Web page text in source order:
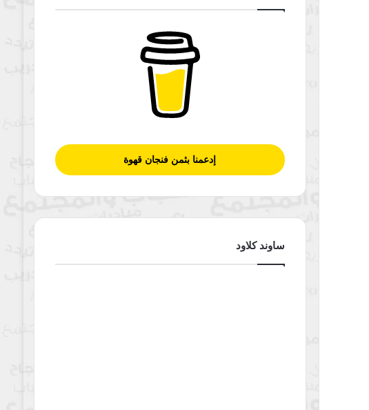
إدعمنا بثمن فنجان قهوة
ساوند كلاود